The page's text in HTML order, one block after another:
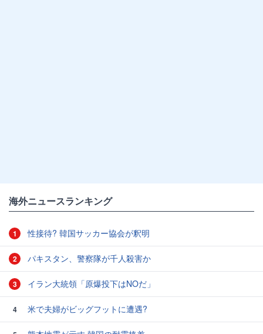
海外ニュースランキング
1 性接待? 韓国サッカー協会が釈明
2 パキスタン、警察隊が千人殺害か
3 イラン大統領「原爆投下はNOだ」
4 米で夫婦がビッグフットに遭遇?